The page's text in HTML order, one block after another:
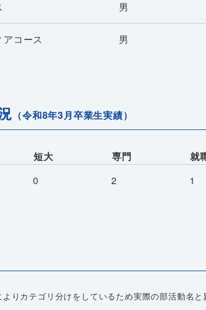
男
コース 男
（令和8年3月卒業生実績）
短大 専門 就
0 2 1
りカテゴリ分けをしているため実際の部活動名